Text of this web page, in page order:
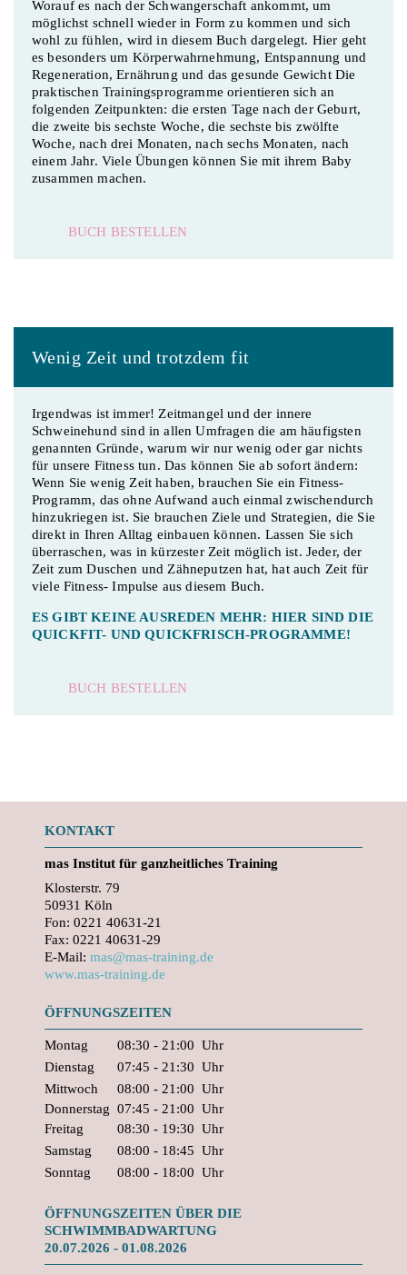
Worauf es nach der Schwangerschaft ankommt, um
möglichst schnell wieder in Form zu kommen und sich
wohl zu fühlen, wird in diesem Buch dargelegt. Hier geht
es besonders um Körperwahrnehmung, Entspannung und
Regeneration, Ernährung und das gesunde Gewicht Die
praktischen Trainingsprogramme orientieren sich an
folgenden Zeitpunkten: die ersten Tage nach der Geburt,
die zweite bis sechste Woche, die sechste bis zwölfte
Woche, nach drei Monaten, nach sechs Monaten, nach
einem Jahr. Viele Übungen können Sie mit ihrem Baby
zusammen machen.
BUCH BESTELLEN
Wenig Zeit und trotzdem fit
Irgendwas ist immer! Zeitmangel und der innere
Schweinehund sind in allen Umfragen die am häufigsten
genannten Gründe, warum wir nur wenig oder gar nichts
für unsere Fitness tun. Das können Sie ab sofort ändern:
Wenn Sie wenig Zeit haben, brauchen Sie ein Fitness-
Programm, das ohne Aufwand auch einmal zwischendurch
hinzukriegen ist. Sie brauchen Ziele und Strategien, die Sie
direkt in Ihren Alltag einbauen können. Lassen Sie sich
überraschen, was in kürzester Zeit möglich ist. Jeder, der
Zeit zum Duschen und Zähneputzen hat, hat auch Zeit für
viele Fitness- Impulse aus diesem Buch.
ES GIBT KEINE AUSREDEN MEHR: HIER SIND DIE
QUICKFIT- UND QUICKFRISCH-PROGRAMME!
BUCH BESTELLEN
KONTAKT
mas Institut für ganzheitliches Training
Klosterstr. 79
50931 Köln
Fon: 0221 40631-21
Fax: 0221 40631-29
E-Mail: mas@mas-training.de
www.mas-training.de
ÖFFNUNGSZEITEN
Montag 08:30 - 21:00 Uhr
Dienstag
07:45 - 21:30 Uhr
Mittwoch
08:00 - 21:00 Uhr
Donnerstag 07:45 - 21:00 Uhr
Freitag
08:30 - 19:30 Uhr
Samstag
08:00 - 18:45 Uhr
Sonntag
08:00 - 18:00 Uhr
ÖFFNUNGSZEITEN ÜBER DIE
SCHWIMMBADWARTUNG
20.07.2026 - 01.08.2026